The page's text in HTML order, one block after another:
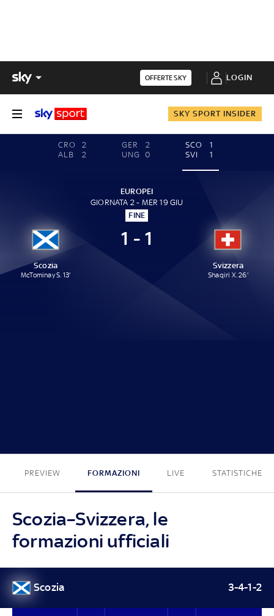
OFFERTE SKY LOGIN
SKY SPORT INSIDER
CRO
2
ALB
2
GER
2
UNG 0
SCO
1
SVI
1
EUROPEI
GIORNATA 2 - MER 19 GIU
FINE
Scozia
McTominay S. 13'
1 - 1
Svizzera
Shaqiri X. 26'
PREVIEW FORMAZIONI LIVE STATISTICHE
Scozia–Svizzera, le
formazioni ufficiali
Scozia 3-4-1-2